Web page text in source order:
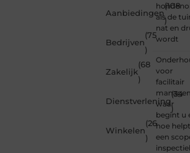
Aanbiedingen
(108
)
Bedrijven
(75
)
Zakelijk
(68
)
Dienstverlening
(34
)
Winkelen
(26
)
als de
nat en
wordt
voor
facilitair
waar
begint u
hoe helpt
een